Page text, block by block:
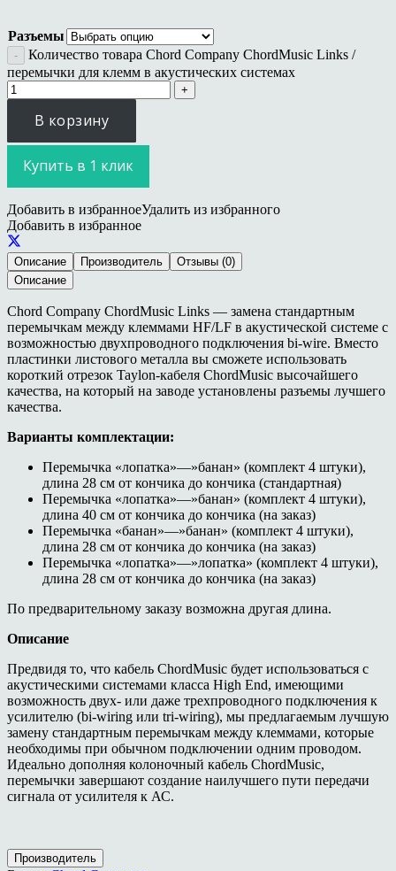
Разъемы
Количество товара Chord Company ChordMusic Links /
перемычки для клемм в акустических системах
В корзину
Купить в 1 клик
Добавить в избранноеУдалить из избранного
Добавить в избранное
Описание Производитель
Отзывы (0)
Описание
Chord Company ChordMusic Links — замена стандартным
перемычкам между клеммами HF/LF в акустической системе с
возможностью двухпроводного подключения bi-wire. Вместо
пластинки листового металла вы сможете использовать
короткий отрезок Taylon-кабеля ChordMusic высочайшего
качества, на который на заводе установлены разъемы лучшего
качества.
Варианты комплектации:
Перемычка «лопатка»—»банан» (комплект 4 штуки),
длина 28 см от кончика до кончика (стандартная)
Перемычка «лопатка»—»банан» (комплект 4 штуки),
длина 40 см от кончика до кончика (на заказ)
Перемычка «банан»—»банан» (комплект 4 штуки),
длина 28 см от кончика до кончика (на заказ)
Перемычка «лопатка»—»лопатка» (комплект 4 штуки),
длина 28 см от кончика до кончика (на заказ)
По предварительному заказу возможна другая длина.
Описание
Предвидя то, что кабель ChordMusic будет использоваться с
акустическими системами класса High End, имеющими
возможность двух- или даже трехпроводного подключения к
усилителю (bi-wiring или tri-wiring), мы предлагаемым лучшую
замену стандартным перемычкам между клеммами, которые
необходимы при обычном подключении одним проводом.
Идеально дополняя колоночный кабель ChordMusic,
перемычки завершают создание наилучшего пути передачи
сигнала от усилителя к АС.
Производитель